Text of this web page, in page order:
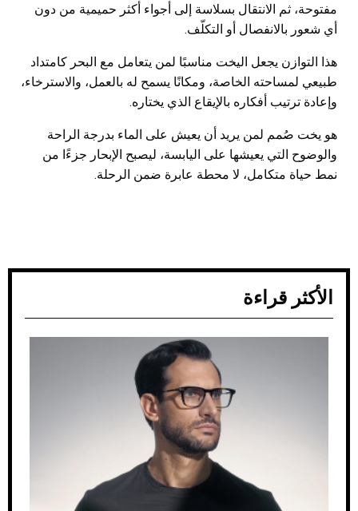
مفتوحة، ثم الانتقال بسلاسة إلى أجواء أكثر حميمية من دون
أي شعور بالانفصال أو التكلّف.
هذا التوازن يجعل اليخت مناسبًا لمن يتعامل مع البحر كامتداد
طبيعي لمساحته الخاصة، ومكانًا يسمح له بالعمل، والاسترخاء،
وإعادة ترتيب أفكاره بالإيقاع الذي يختاره.
هو يخت صُمم لمن يريد أن يعيش على الماء بدرجة الراحة
والوضوح التي يعيشها على اليابسة، ليصبح الإبحار جزءًا من
نمط حياة متكامل، لا محطة عابرة ضمن الرحلة.
الأكثر قراءة